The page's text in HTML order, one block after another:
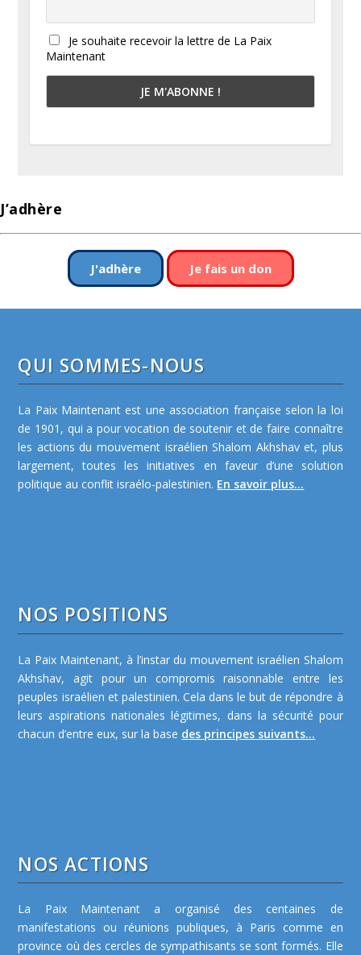
Je souhaite recevoir la lettre de La Paix
Maintenant
J’adhère
J'adhère Je fais un don
QUI SOMMES-NOUS
La Paix Maintenant est une association française selon la loi
de 1901, qui a pour vocation de soutenir et de faire connaître
les actions du mouvement israélien Shalom Akhshav et, plus
largement, toutes les initiatives en faveur d’une solution
politique au conflit israélo-palestinien. En savoir plus...
NOS POSITIONS
La Paix Maintenant, à l’instar du mouvement israélien Shalom
Akhshav, agit pour un compromis raisonnable entre les
peuples israélien et palestinien. Cela dans le but de répondre à
leurs aspirations nationales légitimes, dans la sécurité pour
chacun d’entre eux, sur la base des principes suivants...
NOS ACTIONS
La Paix Maintenant a organisé des centaines de
manifestations ou réunions publiques, à Paris comme en
province où des cercles de sympathisants se sont formés. Elle